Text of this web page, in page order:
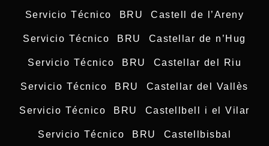
Servicio Técnico BRU Castell de l’Areny
Servicio Técnico BRU Castellar de n’Hug
Servicio Técnico BRU Castellar del Riu
Servicio Técnico BRU Castellar del Vallès
Servicio Técnico BRU Castellbell i el Vilar
Servicio Técnico BRU Castellbisbal